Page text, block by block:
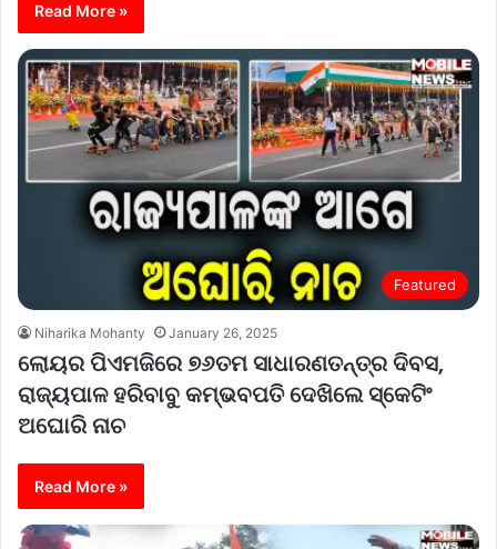
Read More »
Featured
Niharika Mohanty January 26, 2025
ଲୋୟର ପିଏମଜିରେ ୭୬ତମ ସାଧାରଣତନ୍ତ୍ର ଦିବସ,
ରାଜ୍ୟପାଳ ହରିବାବୁ କମ୍ଭବପତି ଦେଖିଲେ ସ୍କେଟିଂ
ଅଘୋରି ନାଚ
Read More »